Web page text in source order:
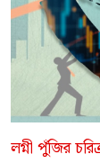
লগ্নী পুঁজির